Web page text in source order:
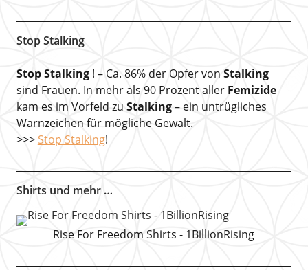
Stop Stalking
Stop Stalking! – Ca. 86% der Opfer von Stalking
sind Frauen. In mehr als 90 Prozent aller Femizide
kam es im Vorfeld zu Stalking– ein untrügliches
Warnzeichen für mögliche Gewalt.
>>> Stop Stalking!
Shirts und mehr …
Rise For Freedom Shirts - 1BillionRising